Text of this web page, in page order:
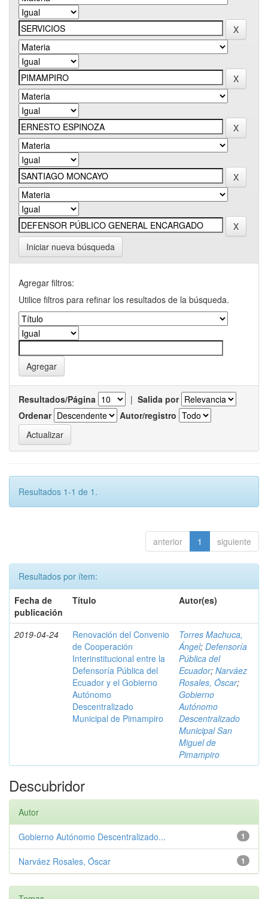
Iniciar nueva búsqueda
Agregar filtros:
Utilice filtros para refinar los resultados de la búsqueda.
Resultados/Página | Salida por
Ordenar
Autor/registro
Resultados 1-1 de 1.
anterior 1 siguiente
Resultados por ítem:
Fecha de
publicación
Título Autor(es)
2019-04-24
Renovación del Convenio
de Cooperación
Interinstitucional entre la
Defensoría Pública del
Ecuador y el Gobierno
Autónomo
Descentralizado
Municipal de Pimampiro
Torres Machuca,
Ángel; Defensoría
Pública del
Ecuador; Narváez
Rosales, Óscar;
Gobierno
Autónomo
Descentralizado
Municipal San
Miguel de
Pimampiro
Descubridor
Autor
1
Gobierno Autónomo Descentralizado...
1
Narváez Rosales, Óscar